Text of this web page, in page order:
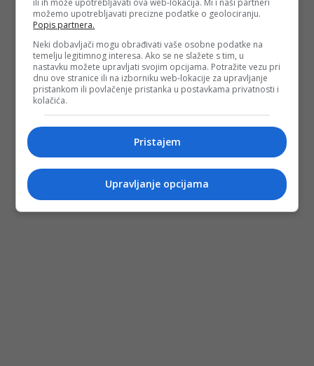
Depo.bapratite putem društvenih mrežaTwitteriFacebook
možemo upotrebljavati precizne podatke o geolociranju.
Popis partnera.
Neki dobavljači mogu obrađivati vaše osobne podatke na
temelju legitimnog interesa. Ako se ne slažete s tim, u
nastavku možete upravljati svojim opcijama. Potražite vezu pri
dnu ove stranice ili na izborniku web-lokacije za upravljanje
pristankom ili povlačenje pristanka u postavkama privatnosti i
kolačića.
Pristajem
Upravljanje opcijama